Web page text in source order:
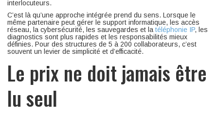
interlocuteurs.
C’est là qu’une approche intégrée prend du sens. Lorsque le
même partenaire peut gérer le support informatique, les accès
réseau, la cybersécurité, les sauvegardes et la téléphonie IP, les
diagnostics sont plus rapides et les responsabilités mieux
définies. Pour des structures de 5 à 200 collaborateurs, c’est
souvent un levier de simplicité et d’efficacité.
Le prix ne doit jamais être
lu seul